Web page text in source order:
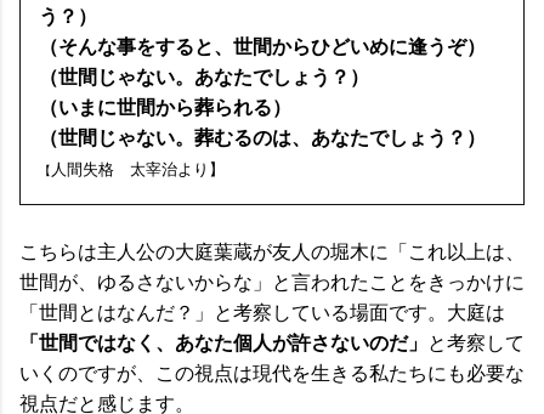
う？）
（そんな事をすると、世間からひどいめに逢うぞ）
（世間じゃない。あなたでしょう？）
（いまに世間から葬られる）
（世間じゃない。葬むるのは、あなたでしょう？）
【 人間失格 太宰治より 】
こちらは主人公の大庭葉蔵が友人の堀木に「これ以上は、
世間が、ゆるさないからな」と言われたことをきっかけに
「世間とはなんだ？」と考察している場面です。大庭は
「世間ではなく、あなた個人が許さないのだ」 と考察して
いくのですが、この視点は現代を生きる私たちにも必要な
視点だと感じます。